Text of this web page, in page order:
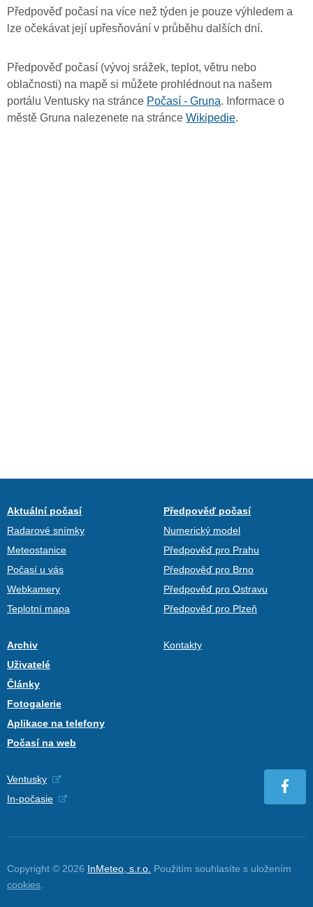
Předpověď počasí na více než týden je pouze výhledem a
lze očekávat její upřesňování v průběhu dalších dní.
Předpověď počasí (vývoj srážek, teplot, větru nebo
oblačnosti) na mapě si můžete prohlédnout na našem
portálu Ventusky na stránce Počasí - Gruna. Informace o
městě Gruna nalezenete na stránce Wikipedie.
Aktuální počasí
Radarové snímky
Meteostanice
Počasí u vás
Webkamery
Teplotní mapa
Předpověď počasí
Numerický model
Předpověď pro Prahu
Předpověď pro Brno
Předpověď pro Ostravu
Předpověď pro Plzeň
Archiv
Uživatelé
Články
Fotogalerie
Aplikace na telefony
Počasí na web
Kontakty
Ventusky
In-počasie
Copyright © 2026 InMeteo, s.r.o. Použitím souhlasíte s uložením
cookies